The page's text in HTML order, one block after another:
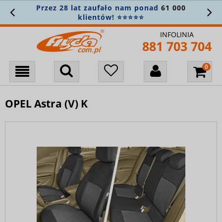
Przez 28 lat zaufało nam ponad 61 000
klientów! ⭐⭐⭐⭐⭐
INFOLINIA
881 703 704
OPEL Astra (V) K